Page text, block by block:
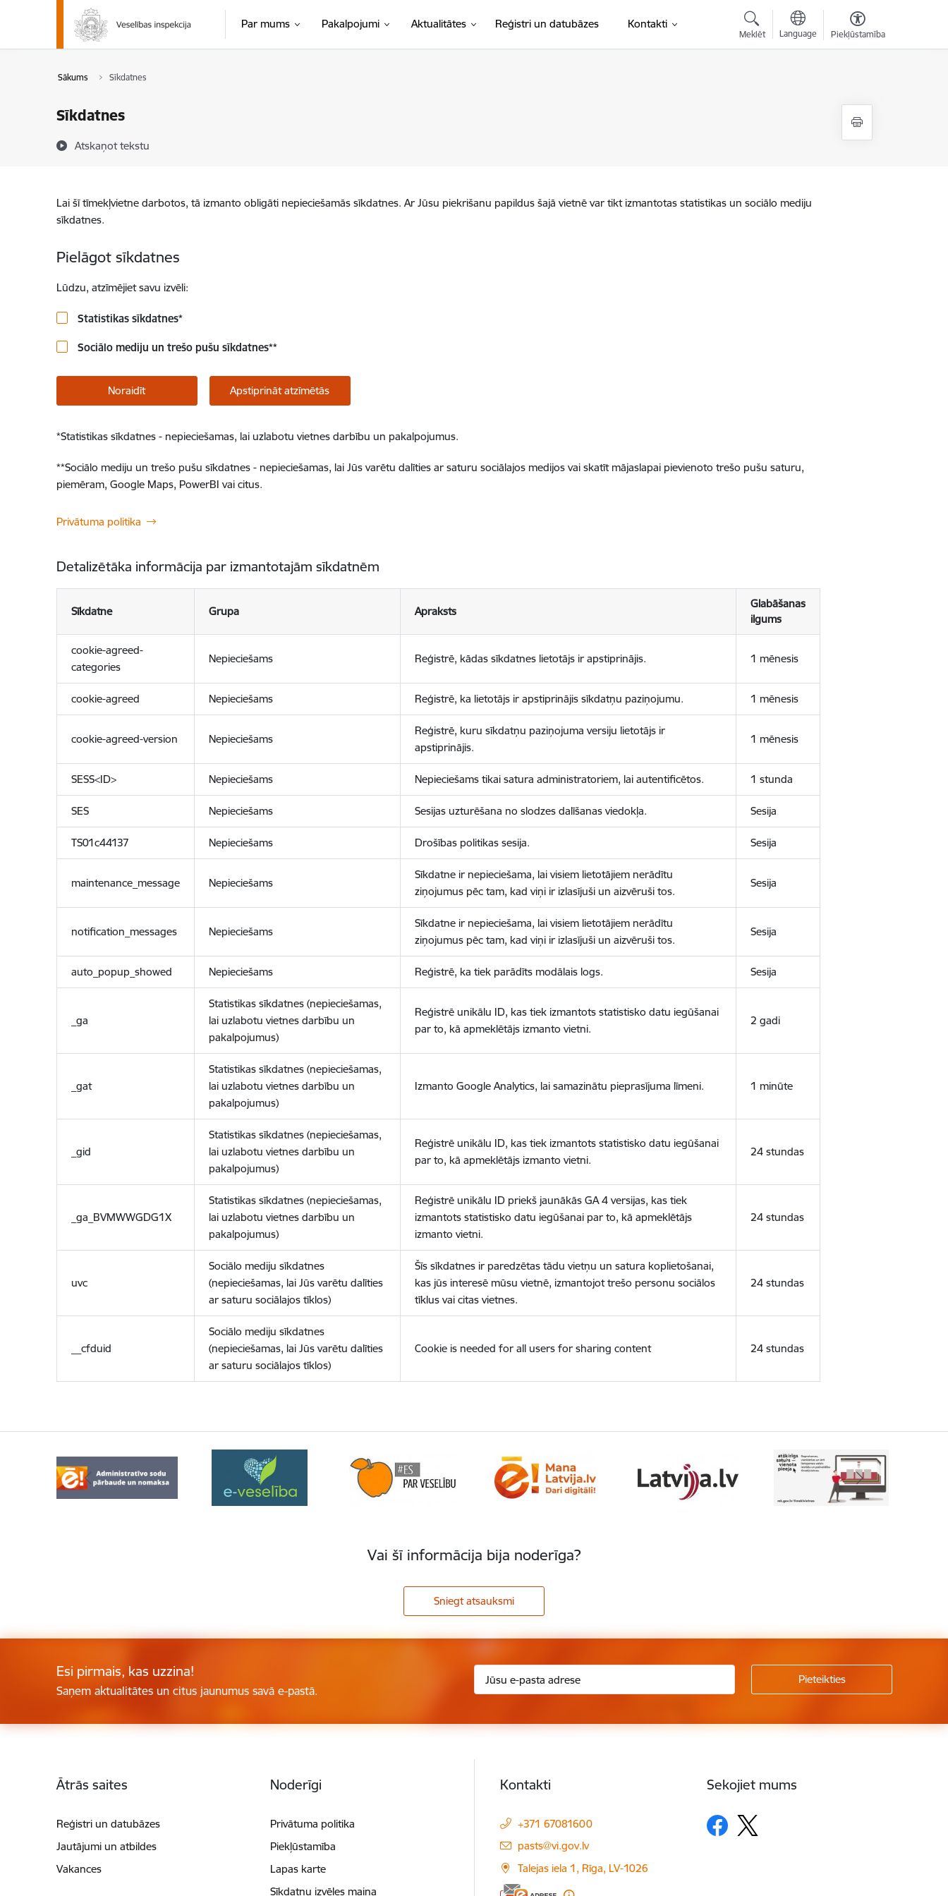
Pāriet uz lapas saturu
Par mums Pakalpojumi Aktualitātes Reģistri un datubāzes Kontakti
Meklēt Language Piekļūstamība
Sākums Sīkdatnes
Sīkdatnes
Atskaņot tekstu
Lai šī tīmekļvietne darbotos, tā izmanto obligāti nepieciešamās sīkdatnes. Ar Jūsu piekrišanu papildus šajā vietnē var tikt izmantotas statistikas un sociālo mediju
sīkdatnes.
Pielāgot sīkdatnes
Lūdzu, atzīmējiet savu izvēli:
Statistikas sīkdatnes*
Sociālo mediju un trešo pušu sīkdatnes**
Noraidīt Apstiprināt atzīmētās
*Statistikas sīkdatnes - nepieciešamas, lai uzlabotu vietnes darbību un pakalpojumus.
**Sociālo mediju un trešo pušu sīkdatnes - nepieciešamas, lai Jūs varētu dalīties ar saturu sociālajos medijos vai skatīt mājaslapai pievienoto trešo pušu saturu,
piemēram, Google Maps, PowerBI vai citus.
Privātuma politika
Detalizētāka informācija par izmantotajām sīkdatnēm
Sīkdatne Grupa Apraksts
Glabāšanas
ilgums
cookie-agreed-
categories
Nepieciešams Reģistrē, kādas sīkdatnes lietotājs ir apstiprinājis. 1 mēnesis
cookie-agreed Nepieciešams Reģistrē, ka lietotājs ir apstiprinājis sīkdatņu paziņojumu. 1 mēnesis
cookie-agreed-version Nepieciešams
Reģistrē, kuru sīkdatņu paziņojuma versiju lietotājs ir
apstiprinājis.
1 mēnesis
SESS<ID> Nepieciešams Nepieciešams tikai satura administratoriem, lai autentificētos. 1 stunda
SES Nepieciešams Sesijas uzturēšana no slodzes dalīšanas viedokļa. Sesija
TS01c44137 Nepieciešams Drošības politikas sesija. Sesija
maintenance_message Nepieciešams
Sīkdatne ir nepieciešama, lai visiem lietotājiem nerādītu
ziņojumus pēc tam, kad viņi ir izlasījuši un aizvēruši tos.
Sesija
notification_messages Nepieciešams
Sīkdatne ir nepieciešama, lai visiem lietotājiem nerādītu
ziņojumus pēc tam, kad viņi ir izlasījuši un aizvēruši tos.
Sesija
auto_popup_showed Nepieciešams Reģistrē, ka tiek parādīts modālais logs. Sesija
_ga
Statistikas sīkdatnes (nepieciešamas,
lai uzlabotu vietnes darbību un
pakalpojumus)
Reģistrē unikālu ID, kas tiek izmantots statistisko datu iegūšanai
par to, kā apmeklētājs izmanto vietni.
2 gadi
_gat
Statistikas sīkdatnes (nepieciešamas,
lai uzlabotu vietnes darbību un
pakalpojumus)
Izmanto Google Analytics, lai samazinātu pieprasījuma līmeni. 1 minūte
_gid
Statistikas sīkdatnes (nepieciešamas,
lai uzlabotu vietnes darbību un
pakalpojumus)
Reģistrē unikālu ID, kas tiek izmantots statistisko datu iegūšanai
par to, kā apmeklētājs izmanto vietni.
24 stundas
_ga_BVMWWGDG1X
Statistikas sīkdatnes (nepieciešamas,
lai uzlabotu vietnes darbību un
pakalpojumus)
Reģistrē unikālu ID priekš jaunākās GA 4 versijas, kas tiek
izmantots statistisko datu iegūšanai par to, kā apmeklētājs
izmanto vietni.
24 stundas
uvc
Sociālo mediju sīkdatnes
(nepieciešamas, lai Jūs varētu dalīties
ar saturu sociālajos tīklos)
Šīs sīkdatnes ir paredzētas tādu vietņu un satura koplietošanai,
kas jūs interesē mūsu vietnē, izmantojot trešo personu sociālos
tīklus vai citas vietnes.
24 stundas
__cfduid
Sociālo mediju sīkdatnes
(nepieciešamas, lai Jūs varētu dalīties
ar saturu sociālajos tīklos)
Cookie is needed for all users for sharing content 24 stundas
Vai šī informācija bija noderīga?
Sniegt atsauksmi
Esi pirmais, kas uzzina!
Saņem aktualitātes un citus jaunumus savā e-pastā.
Ātrās saites
Reģistri un datubāzes
Jautājumi un atbildes
Vakances
Noderīgi
Privātuma politika
Piekļūstamība
Lapas karte
Sīkdatņu izvēles maiņa
Kontakti
+371 67081600
E-pasts:
pasts@vi.gov.lv
Talejas iela 1, Rīga, LV-1026
Sekojiet mums